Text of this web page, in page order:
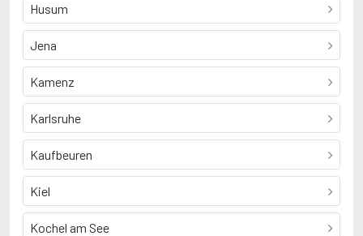
Husum
Jena
Kamenz
Karlsruhe
Kaufbeuren
Kiel
Kochel am See